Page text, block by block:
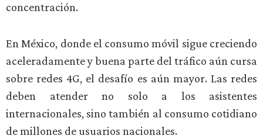
concentración.
En México, donde el consumo móvil sigue creciendo
aceleradamente y buena parte del tráfico aún cursa
sobre redes 4G, el desafío es aún mayor. Las redes
deben atender no solo a los asistentes
internacionales, sino también al consumo cotidiano
de millones de usuarios nacionales.